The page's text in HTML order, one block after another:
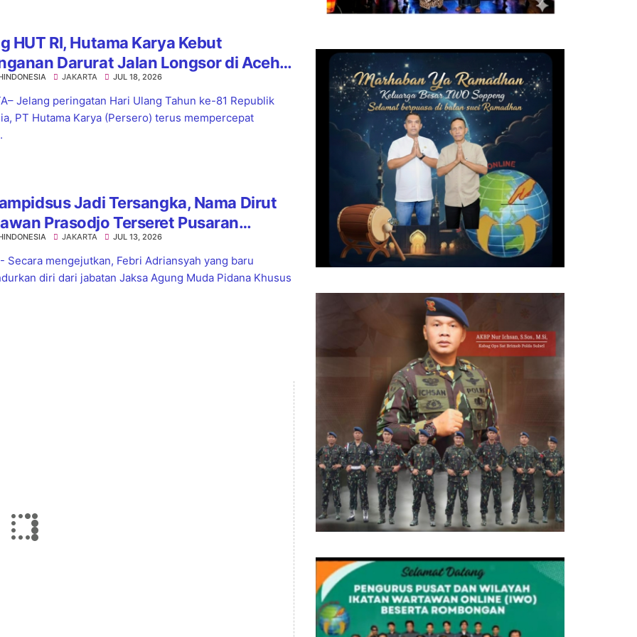
HUT RI, Hutama Karya Kebut
Darurat Jalan Longsor di Aceh
JAKARTA JUL 18, 2026
Jelang peringatan Hari Ulang Tahun ke-81 Republik
PT Hutama Karya (Persero) terus mempercepat
Jadi Tersangka, Nama Dirut
Prasodjo Terseret Pusaran
Korupsi Batu Bara PLN
JAKARTA JUL 13, 2026
Secara mengejutkan, Febri Adriansyah yang baru
diri dari jabatan Jaksa Agung Muda Pidana Khusus